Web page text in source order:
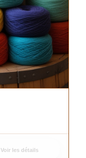
Voir les détails